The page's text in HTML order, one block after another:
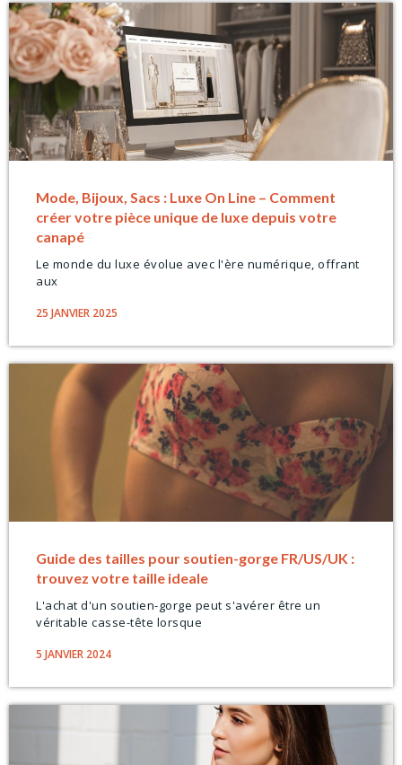
Mode, Bijoux, Sacs : Luxe On Line – Comment
créer votre pièce unique de luxe depuis votre
canapé
Le monde du luxe évolue avec l'ère numérique, offrant
aux
25 JANVIER 2025
Guide des tailles pour soutien-gorge FR/US/UK :
trouvez votre taille ideale
L'achat d'un soutien-gorge peut s'avérer être un
véritable casse-tête lorsque
5 JANVIER 2024